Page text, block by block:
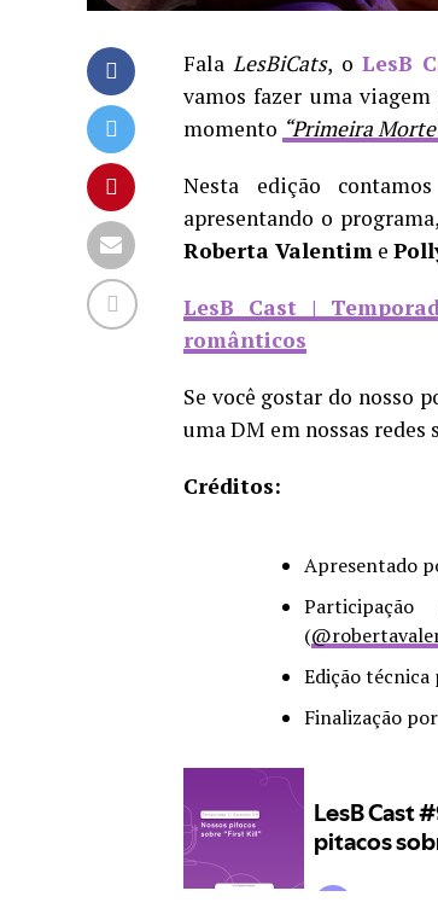
FalaLesBiCats, o LesB
vamos fazer uma viagem
momento “Primeira
Nesta edição
apresentando o
Roberta Valentim e
LesB Cast |
românticos
Se você gostar do nosso
uma DM em nossas
Créditos:
Apresentado
(
Edição técnica
Finalização por